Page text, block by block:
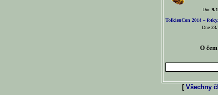
Dne
TolkienCon 2014 –
Dne
O
[ Všechny